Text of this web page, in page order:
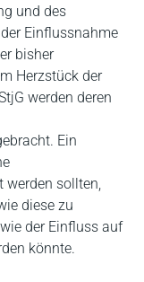
und des
Einflussnahme
bisher
Herzstück der
werden deren
Ein
werden sollten,
diese zu
der Einfluss auf
könnte.